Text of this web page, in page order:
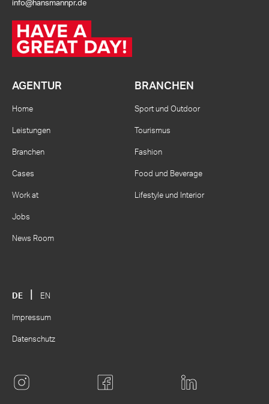
info@hansmannpr.de
AGENTUR
Home
Leistungen
Branchen
Cases
Work at
Jobs
News Room
BRANCHEN
Sport und Outdoor
Tourismus
Fashion
Food und Beverage
Lifestyle und Interior
DE EN
Impressum
Datenschutz